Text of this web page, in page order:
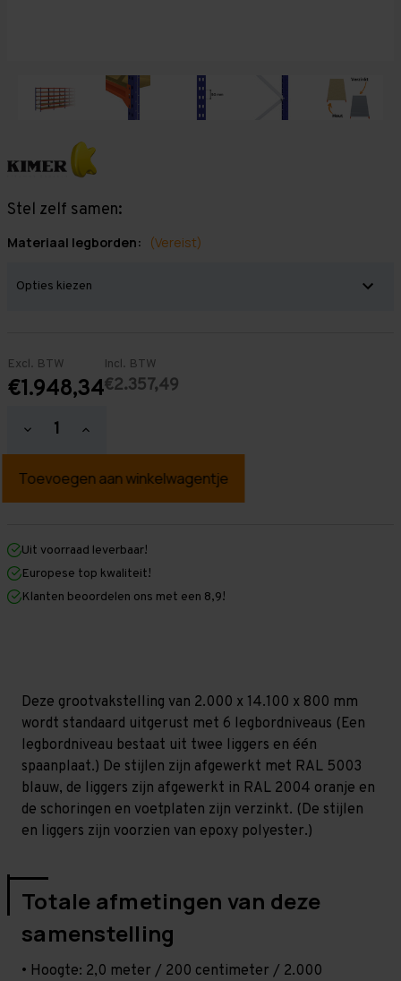
Stel zelf samen:
Materiaal legborden: (Vereist)
Excl. BTW
€1.948,34
Incl. BTW
€2.357,49
Hoeveelheid
verlagen
Grootvakstelling
mm
mm
x
800
mm
mm)
Hoeveelheid
verhogen
Grootvakstelling
mm
mm
800
mm
mm)
Uit voorraad leverbaar!
Europese top kwaliteit!
Klanten beoordelen ons met een 8,9!
Deze grootvakstelling van 2.000 x 14.100 x 800 mm
wordt standaard uitgerust met 6 legbordniveaus (Een
legbordniveau bestaat uit twee liggers en één
spaanplaat.) De stijlen zijn afgewerkt met RAL 5003
blauw, de liggers zijn afgewerkt in RAL 2004 oranje en
de schoringen en voetplaten zijn verzinkt. (De stijlen
en liggers zijn voorzien van epoxy polyester.)
Totale afmetingen van deze
samenstelling
• Hoogte: 2,0 meter / 200 centimeter / 2.000